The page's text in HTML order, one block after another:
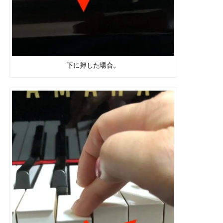
下に押した場合。